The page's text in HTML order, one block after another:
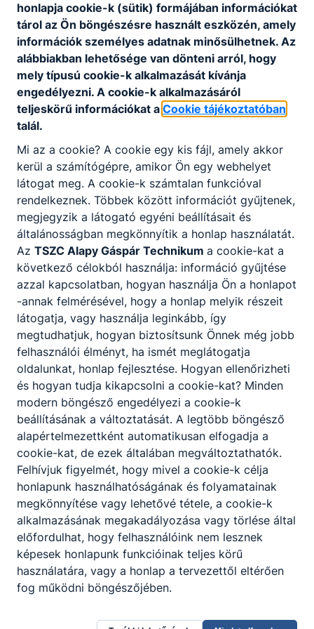
érdeklődés.
A SZAKKÉPZETTSÉGGEL RENDELKEZŐ
ismeri a gyártási folyamatot a
megrendeléstől az értékesítésig;
ismeri a női és a férﬁ ruházati termékek
alkalmazza előállításuk technológiai
fogásait;
értelmezi és alkalmazza a műveleti
utasításokat;
ismeri a gyártási műveletekhez szükséges
gépeket, és alkalmazza azokat;
ellenőrzi a gép beállításokat minőségi,
technológiai és munkavédelmi
szempontokból, a minőségi előírásokat az
alapanyagoknál és kellékeknél is, az
elkészített terméket és a saját munkáját
minőségi, méret, kivitelezési
szempontokból;
alkalmazza a digitális technológiákat;
együttműködik a gyártási folyamatban
tevékenykedő emberekkel.
ISKOLASPECIFIKUS INFORMÁCIÓK A KÉPZÉSHEZ
-Divat szabó:
Kreatív ágazat 15 hónapos képzése, amely
szakképzettség megszerzésével zárul.
Választható szakmairányok: Női szabó
szakmairány, Férfi szabó szakmairány. A
divatszabó a szín és forma divatirányzatoknak
megfelelő egyedi vagy konfekcionált öltözéket
állít elő. Egyei terméknél megrendeléstől az
honlapja cookie-k (sütik) formájában információkat
tárol az Ön böngészésre használt eszközén, amely
információk személyes adatnak minősülhetnek. Az
alábbiakban lehetősége van dönteni arról, hogy
mely típusú cookie-k alkalmazását kívánja
engedélyezni. A cookie-k alkalmazásáról
teljeskörű információkat a Cookie tájékoztatóban
talál.
Mi az a cookie? A cookie egy kis fájl, amely akkor
kerül a számítógépre, amikor Ön egy webhelyet
látogat meg. A cookie-k számtalan funkcióval
rendelkeznek. Többek között információt gyűjtenek,
megjegyzik a látogató egyéni beállításait és
általánosságban megkönnyítik a honlap használatát.
Az TSZC Alapy Gáspár Technikum a cookie-kat a
következő célokból használja: információ gyűjtése
azzal kapcsolatban, hogyan használja Ön a honlapot
-annak felmérésével, hogy a honlap melyik részeit
látogatja, vagy használja leginkább, így
megtudhatjuk, hogyan biztosítsunk Önnek még jobb
felhasználói élményt, ha ismét meglátogatja
oldalunkat, honlap fejlesztése. Hogyan ellenőrizheti
és hogyan tudja kikapcsolni a cookie-kat? Minden
modern böngésző engedélyezi a cookie-k
beállításának a változtatását. A legtöbb böngésző
alapértelmezettként automatikusan elfogadja a
cookie-kat, de ezek általában megváltoztathatók.
Felhívjuk figyelmét, hogy mivel a cookie-k célja
honlapunk használhatóságának és folyamatainak
megkönnyítése vagy lehetővé tétele, a cookie-k
alkalmazásának megakadályozása vagy törlése által
előfordulhat, hogy felhasználóink nem lesznek
képesek honlapunk funkcióinak teljes körű
használatára, vagy a honlap a tervezettől eltérően
fog működni böngészőjében.